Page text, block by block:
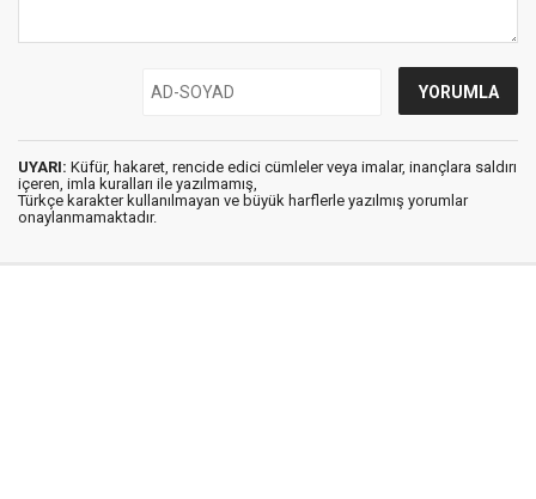
UYARI: Küfür, hakaret, rencide edici cümleler veya imalar, inançlara saldırı
içeren, imla kuralları ile yazılmamış,
Türkçe karakter kullanılmayan ve büyük harflerle yazılmış yorumlar
onaylanmamaktadır.